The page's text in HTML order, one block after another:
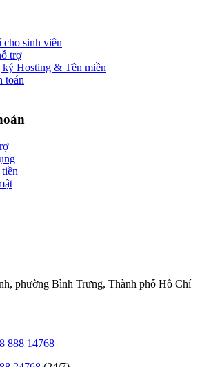
cho sinh viên
trợ
ký Hosting & Tên miền
toán
phường Bình Trưng, Thành phố Hồ Chí
888 14768